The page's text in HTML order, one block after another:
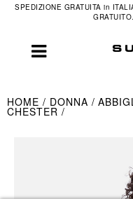
SPEDIZIONE GRATUITA in
HOME DONNA
CHESTER